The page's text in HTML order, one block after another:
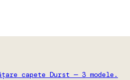
capete Durst — 3 modele.